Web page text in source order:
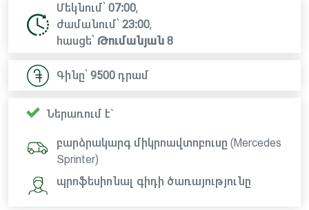
Մեկնում՝ 07:00,
ժամանում՝ 23:00,
հասցե՝ Թումանյան 8
Գինը՝ 9500 դրամ
Ներառում է`
բարձրակարգ միկրոավտոբուսը (Mercedes
Sprinter)
պրոֆեսիոնալ գիդի ծառայությունը